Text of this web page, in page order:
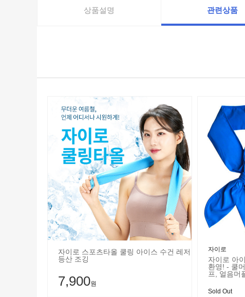
상품설명 관련상품
자이로 스포츠타올 쿨링 아이스 수건 레저
등산 조깅
7,900원
자이로
자이로 아
환영! - 쿨
프, 얼음머
Sold Out